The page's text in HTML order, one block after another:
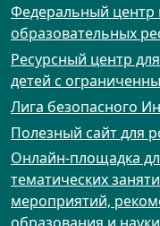
Федеральный
образовательных
Ресурсный центр
детей с
Лига безопасного
Полезный сайт для
Онлайн-площадка
тематических
мероприятий,